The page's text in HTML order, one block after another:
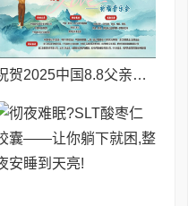
祝贺2025中国8.8父亲节“孝行天下家风传承”论坛暨祈福音乐会圆满成功